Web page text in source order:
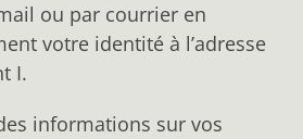
ou par courrier en
votre identité à l’adresse
I.
informations sur vos